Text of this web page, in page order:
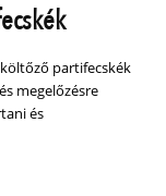
partifecskék
megelőzésre
és